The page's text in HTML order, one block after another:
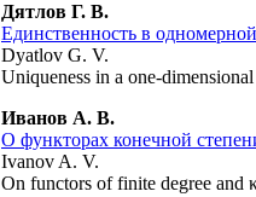
Дятлов Г. В.
Единственность в
Dyatlov G. V.
Uniqueness in a one-
Иванов А. В.
О функторах конечной
Ivanov A. V.
On functors of finite degree and